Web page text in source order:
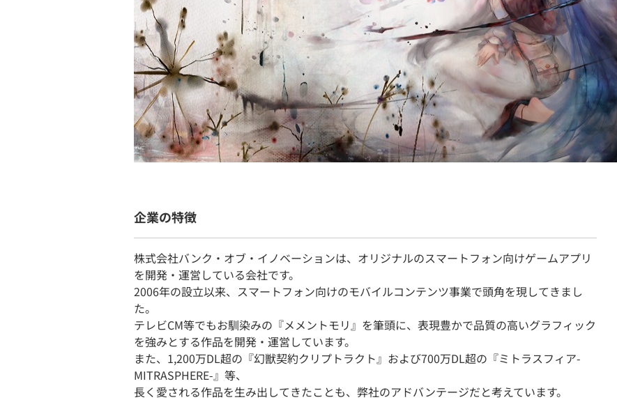
契約内容・クーポン
企業の特徴
株式会社バンク・オブ・イノベーションは、オリジナルのスマートフォン向けゲームアプリ
を開発・運営している会社です。
2006年の設立以来、スマートフォン向けのモバイルコンテンツ事業で頭角を現してきまし
た。
テレビCM等でもお馴染みの『メメントモリ』を筆頭に、表現豊かで品質の高いグラフィック
を強みとする作品を開発・運営しています。
また、1,200万DL超の『幻獣契約クリプトラクト』および700万DL超の『ミトラスフィア-
MITRASPHERE-』等、
長く愛される作品を生み出してきたことも、弊社のアドバンテージだと考えています。